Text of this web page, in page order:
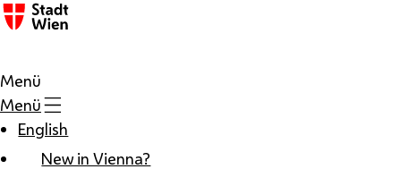
Zum Inhalt
Menü
Menü
English
New in Vienna?